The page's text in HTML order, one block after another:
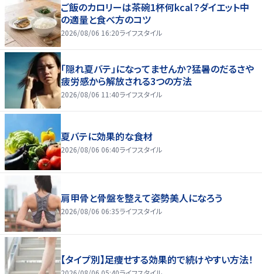
ご飯のカロリーは茶碗1杯何kcal？ダイエット中
の適量と食べ方のコツ
2026/08/06 16:20ライフスタイル
「隠れ夏バテ」になってませんか？猛暑のだるさや
疲労感から解放される3つの方法
2026/08/06 11:40ライフスタイル
夏バテに効果的な食材
2026/08/06 06:40ライフスタイル
肩甲骨と骨盤を整えて姿勢美人になろう
2026/08/06 06:35ライフスタイル
【タイプ別】足痩せする効果的で続けやすい方法！